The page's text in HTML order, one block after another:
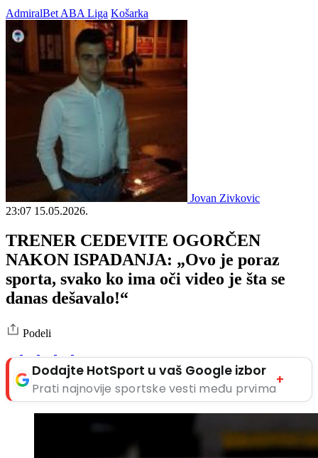
AdmiralBet ABA Liga Košarka
Jovan Zivkovic
23:07 15.05.2026.
TRENER CEDEVITE OGORČEN
NAKON ISPADANJA: „Ovo je poraz
sporta, svako ko ima oči video je šta se
danas dešavalo!“
Podeli
Dodajte HotSport u vaš Google izbor
Prati najnovije sportske vesti među prvima
+